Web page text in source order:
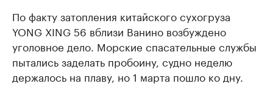
По факту затопления китайского сухогруза
YONG XING 56 вблизи Ванино возбуждено
уголовное дело. Морские спасательные службы
пытались заделать пробоину, судно неделю
держалось на плаву, но 1 марта пошло ко дну.